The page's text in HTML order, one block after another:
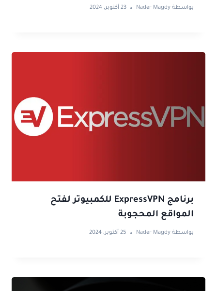
بواسطة Nader Magdy 23 أكتوبر، 2024
برنامج ExpressVPN للكمبيوتر لفتح
المواقع المحجوبة
بواسطة Nader Magdy 25 أكتوبر، 2024